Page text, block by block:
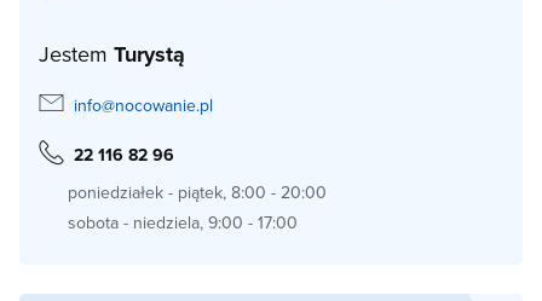
Jestem Turystą
info@nocowanie.pl
22 116 82 96
poniedziałek - piątek, 8:00 - 20:00
sobota - niedziela, 9:00 - 17:00